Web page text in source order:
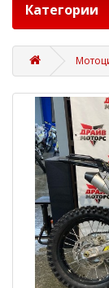
Категории